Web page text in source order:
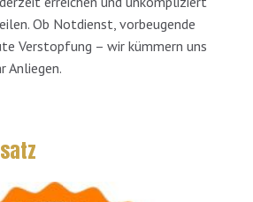
Ob Notdienst, vorbeugende
Verstopfung – wir kümmern uns
Anliegen.